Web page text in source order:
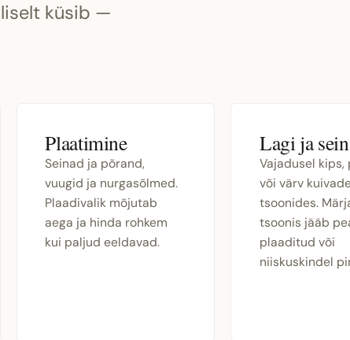
küsib —
Plaatimine
Seinad ja põrand,
vuugid ja nurgasõlmed.
Plaadivalik mõjutab
aega ja hinda rohkem
kui paljud eeldavad.
Lagi ja
Vajadusel kips,
või värv
tsoonides.
tsoonis jääb
plaaditud või
niiskuskindel